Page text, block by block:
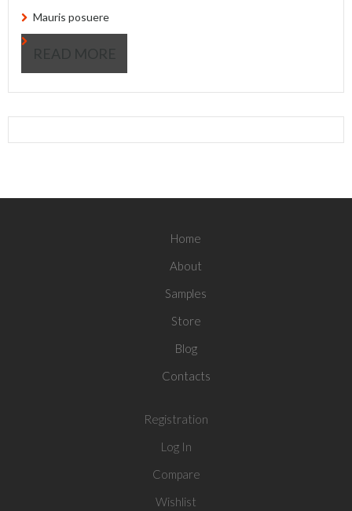
Mauris posuere
READ MORE
Home
About
Samples
Store
Blog
Contacts
Registration
Log In
Compare
Wishlist